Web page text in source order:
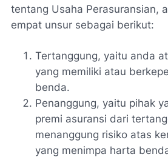
tentang Usaha Perasuransian,
empat unsur sebagai berikut:
Tertanggung, yaitu anda
yang memiliki atau
benda.
Penanggung, yaitu pihak
premi asuransi dari
menanggung risiko atas
yang menimpa harta